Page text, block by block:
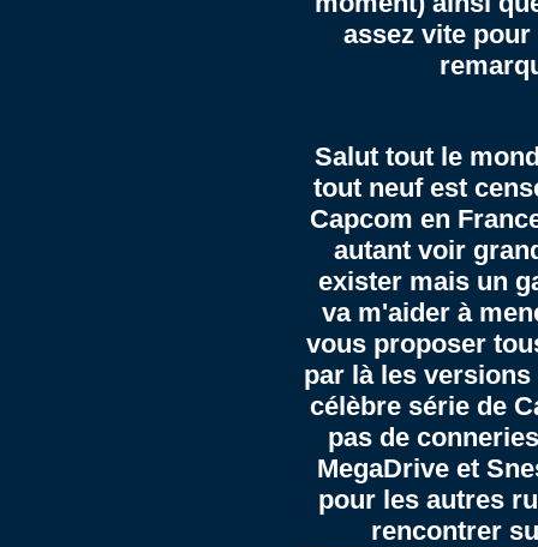
assez vite
Salut tout le
tout neuf est
Capcom en
autant voir
exister mais un
va m'aider à
vous proposer
par là les
célèbre série de
pas de
MegaDrive et
pour les autres
rencontrer